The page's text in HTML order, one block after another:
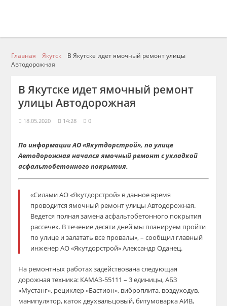
Главная Якутск
В Якутске идет ямочный ремонт улицы
Автодорожная
В Якутске идет ямочный ремонт
улицы Автодорожная
18.05.2020 14:28 0
По информации АО «Якутдорстрой», по улице
Автодорожная начался ямочный ремонт с укладкой
асфальтобетонного покрытия.
«Силами АО «Якутдорстрой» в данное время
проводится ямочный ремонт улицы Автодорожная.
Ведется полная замена асфальтобетонного покрытия
рассечек. В течение десяти дней мы планируем пройти
по улице и залатать все провалы», – сообщил главный
инженер АО «Якутдорстрой» Александр Оданец.
На ремонтных работах задействована следующая
дорожная техника: КАМАЗ-55111 – 3 единицы, АБЗ
«Мустанг», рециклер «Бастион», виброплита, воздуходув,
манипулятор, каток двухвальцовый, битумоварка АИВ,